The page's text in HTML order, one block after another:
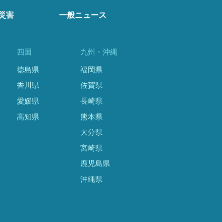
害 一般ニュース
四国
徳島県
香川県
愛媛県
高知県
九州・沖縄
福岡県
佐賀県
長崎県
熊本県
大分県
宮崎県
鹿児島県
沖縄県